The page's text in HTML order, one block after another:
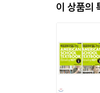
이 상품의